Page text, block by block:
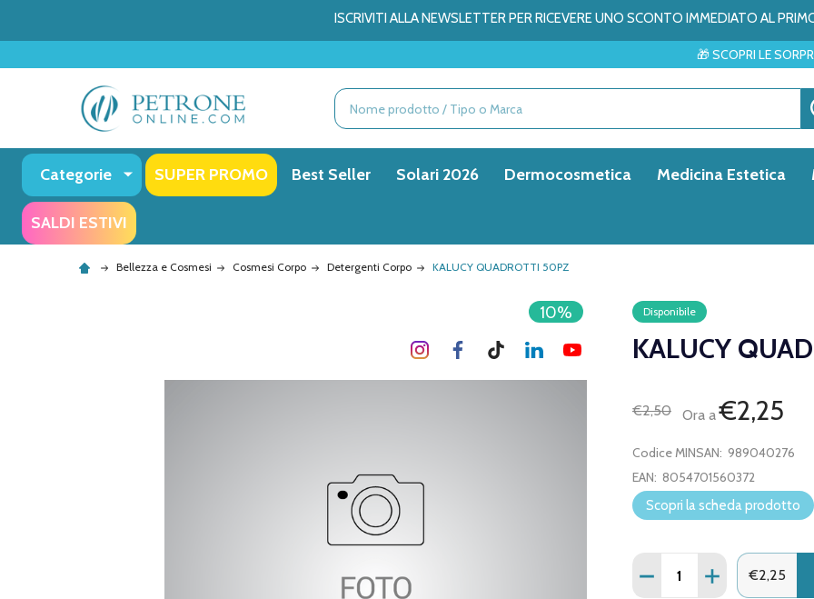
ISCRIVITI ALLA NEWSLETTER PER RICEVERE UNO SCONTO IMMEDIATO AL
🎁 SCOPRI LE SORPRESE DEL
Ricerca
Categorie SUPER PROMO Best Seller Solari 2026 Dermocosmetica Medicina Estetica
SALDI ESTIVI
Bellezza e Cosmesi Cosmesi Corpo Detergenti Corpo KALUCY QUADROTTI 50PZ
Disponibile
KALUCY
€2,50 Ora a€2,25
10%
Codice MINSAN: 989040276
EAN: 8054701560372
Scopri la scheda prodotto
Quantità:
DIMINUISCI QUANTITÀ
AUMENTA
€2,25